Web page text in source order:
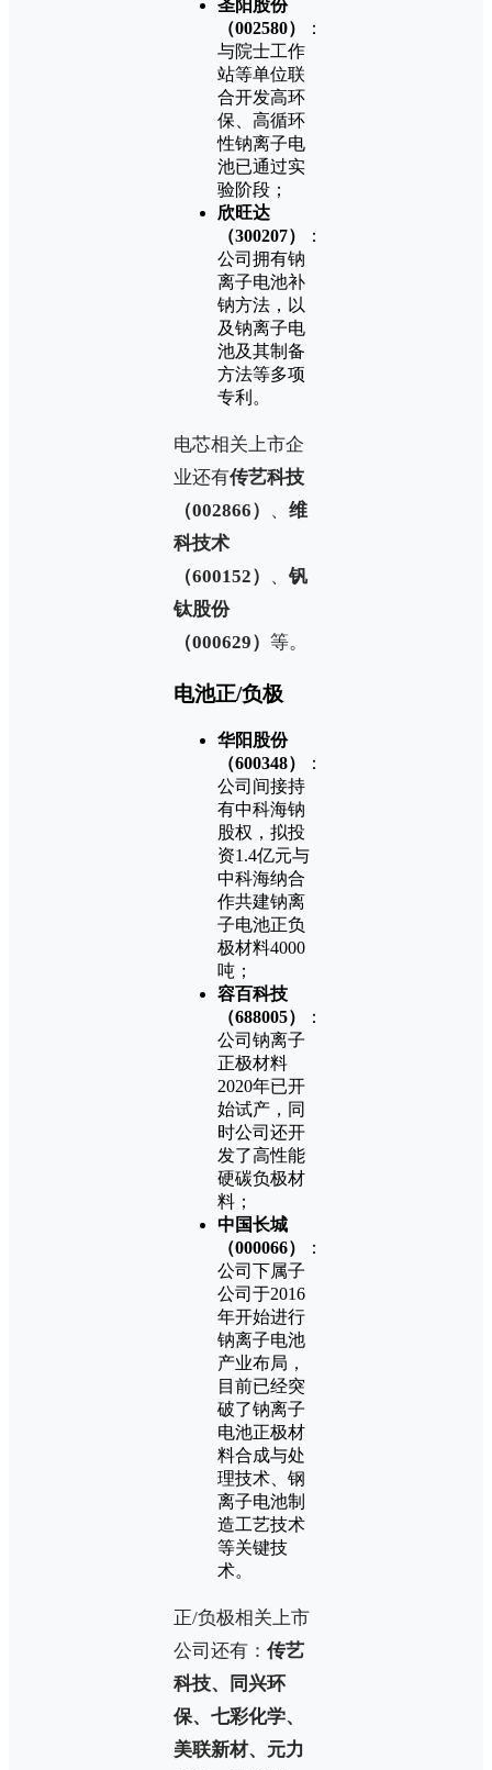
圣阳股份
（002580）
：
与院士工作
站等单位联
合开发高环
保、高循环
性钠离子电
池已通过实
验阶段；
欣旺达
（300207）
：
公司拥有钠
离子电池补
钠方法，以
及钠离子电
池及其制备
方法等多项
专利。
电芯相关上市企
业还有传艺科技
（002866）
、 维
科技术
（600152）
、 钒
钛股份
（000629） 等。
电池正/负极
华阳股份
（600348）
：
公司间接持
有中科海钠
股权，拟投
资1.4亿元与
中科海纳合
作共建钠离
子电池正负
极材料4000
吨；
容百科技
（688005）
：
公司钠离子
正极材料
2020年已开
始试产，同
时公司还开
发了高性能
硬碳负极材
料；
中国长城
（000066）
：
公司下属子
公司于2016
年开始进行
钠离子电池
产业布局，
目前已经突
破了钠离子
电池正极材
料合成与处
理技术、钢
离子电池制
造工艺技术
等关键技
术。
正/负极相关上市
公司还有： 传艺
科技、同兴环
保、七彩化学、
美联新材、元力